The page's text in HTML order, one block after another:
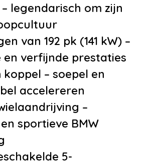
– legendarisch om zijn
van 192 pk (141 kW) –
verfijnde prestaties
koppel – soepel en
accelereren
–
sportieve BMW
5-